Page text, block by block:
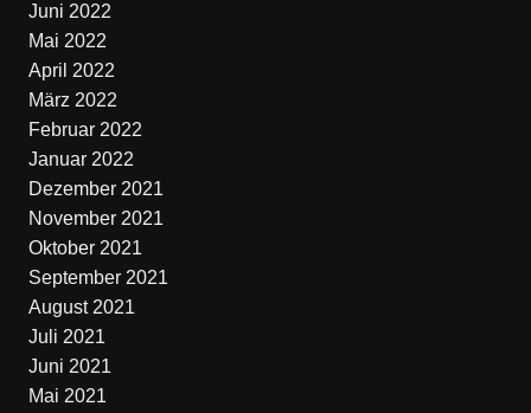
Juni 2022
Mai 2022
April 2022
März 2022
Februar 2022
Januar 2022
Dezember 2021
November 2021
Oktober 2021
September 2021
August 2021
Juli 2021
Juni 2021
Mai 2021